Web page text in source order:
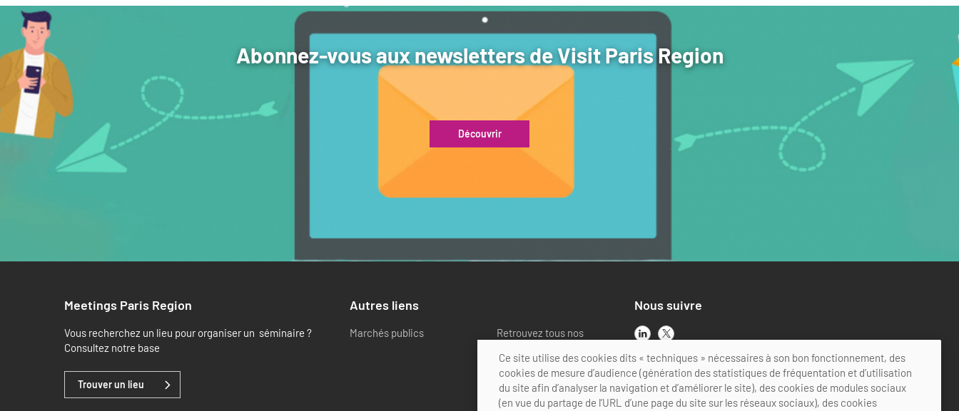
Abonnez-vous aux newsletters de Visit Paris Region
Découvrir
Meetings Paris Region
Vous recherchez un lieu pour organiser un séminaire ?
Consultez notre base
Trouver un lieu
Autres liens
Marchés publics
Retrouvez tous nos
Nous suivre
Ce site utilise des cookies dits « techniques » nécessaires à son bon fonctionnement, des
cookies de mesure d’audience (génération des statistiques de fréquentation et d’utilisation
du site afin d’analyser la navigation et d’améliorer le site), des cookies de modules sociaux
(en vue du partage de l’URL d’une page du site sur les réseaux sociaux), des cookies